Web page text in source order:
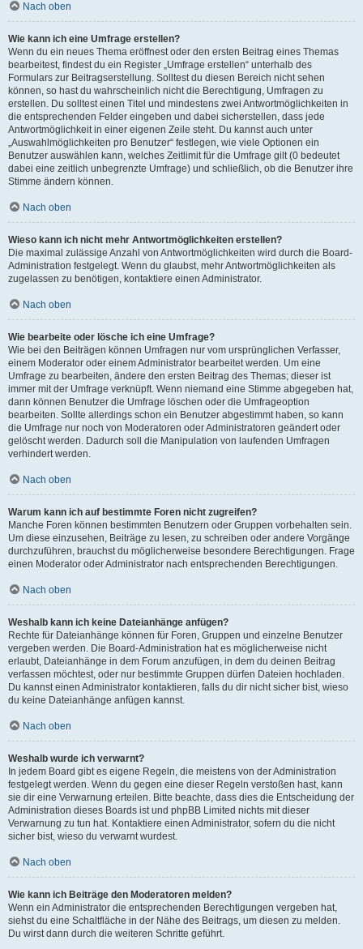
Nach oben
Wie kann ich eine Umfrage erstellen?
Wenn du ein neues Thema eröffnest oder den ersten Beitrag eines Themas
bearbeitest, findest du ein Register „Umfrage erstellen“ unterhalb des
Formulars zur Beitragserstellung. Solltest du diesen Bereich nicht sehen
können, so hast du wahrscheinlich nicht die Berechtigung, Umfragen zu
erstellen. Du solltest einen Titel und mindestens zwei Antwortmöglichkeiten in
die entsprechenden Felder eingeben und dabei sicherstellen, dass jede
Antwortmöglichkeit in einer eigenen Zeile steht. Du kannst auch unter
„Auswahlmöglichkeiten pro Benutzer“ festlegen, wie viele Optionen ein
Benutzer auswählen kann, welches Zeitlimit für die Umfrage gilt (0 bedeutet
dabei eine zeitlich unbegrenzte Umfrage) und schließlich, ob die Benutzer ihre
Stimme ändern können.
Nach oben
Wieso kann ich nicht mehr Antwortmöglichkeiten erstellen?
Die maximal zulässige Anzahl von Antwortmöglichkeiten wird durch die Board-
Administration festgelegt. Wenn du glaubst, mehr Antwortmöglichkeiten als
zugelassen zu benötigen, kontaktiere einen Administrator.
Nach oben
Wie bearbeite oder lösche ich eine Umfrage?
Wie bei den Beiträgen können Umfragen nur vom ursprünglichen Verfasser,
einem Moderator oder einem Administrator bearbeitet werden. Um eine
Umfrage zu bearbeiten, ändere den ersten Beitrag des Themas; dieser ist
immer mit der Umfrage verknüpft. Wenn niemand eine Stimme abgegeben hat,
dann können Benutzer die Umfrage löschen oder die Umfrageoption
bearbeiten. Sollte allerdings schon ein Benutzer abgestimmt haben, so kann
die Umfrage nur noch von Moderatoren oder Administratoren geändert oder
gelöscht werden. Dadurch soll die Manipulation von laufenden Umfragen
verhindert werden.
Nach oben
Warum kann ich auf bestimmte Foren nicht zugreifen?
Manche Foren können bestimmten Benutzern oder Gruppen vorbehalten sein.
Um diese einzusehen, Beiträge zu lesen, zu schreiben oder andere Vorgänge
durchzuführen, brauchst du möglicherweise besondere Berechtigungen. Frage
einen Moderator oder Administrator nach entsprechenden Berechtigungen.
Nach oben
Weshalb kann ich keine Dateianhänge anfügen?
Rechte für Dateianhänge können für Foren, Gruppen und einzelne Benutzer
vergeben werden. Die Board-Administration hat es möglicherweise nicht
erlaubt, Dateianhänge in dem Forum anzufügen, in dem du deinen Beitrag
verfassen möchtest, oder nur bestimmte Gruppen dürfen Dateien hochladen.
Du kannst einen Administrator kontaktieren, falls du dir nicht sicher bist, wieso
du keine Dateianhänge anfügen kannst.
Nach oben
Weshalb wurde ich verwarnt?
In jedem Board gibt es eigene Regeln, die meistens von der Administration
festgelegt werden. Wenn du gegen eine dieser Regeln verstoßen hast, kann
sie dir eine Verwarnung erteilen. Bitte beachte, dass dies die Entscheidung der
Administration dieses Boards ist und phpBB Limited nichts mit dieser
Verwarnung zu tun hat. Kontaktiere einen Administrator, sofern du die nicht
sicher bist, wieso du verwarnt wurdest.
Nach oben
Wie kann ich Beiträge den Moderatoren melden?
Wenn ein Administrator die entsprechenden Berechtigungen vergeben hat,
siehst du eine Schaltfläche in der Nähe des Beitrags, um diesen zu melden.
Du wirst dann durch die weiteren Schritte geführt.